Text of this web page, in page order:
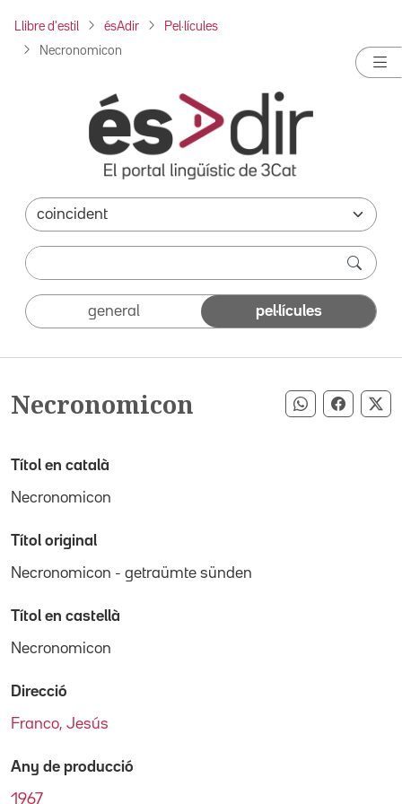
Llibre d'estil ésAdir Pel·lícules
Necronomicon
general pel·lícules
Necronomicon Compartir
Títol en català
Necronomicon
Títol original
Necronomicon - getraümte sünden
Títol en castellà
Necronomicon
Direcció
Franco, Jesús
Any de producció
1967